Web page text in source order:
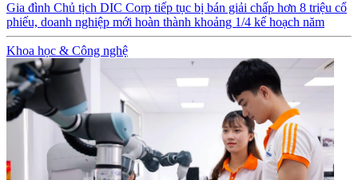
Gia đình Chủ tịch DIC Corp tiếp tục bị bán giải chấp hơn 8 triệu cổ
phiếu, doanh nghiệp mới hoàn thành khoảng 1/4 kế hoạch năm
Khoa học & Công nghệ